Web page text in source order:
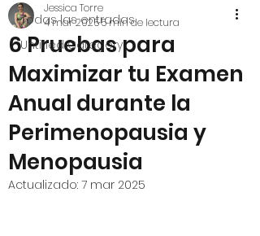
Todas las entradas
Untitled Category
6 Pruebas para
Maximizar tu Examen
Anual durante la
Perimenopausia y
Menopausia
Jessica Torre
4 mar 20255 min de lectura
Actualizado: 7 mar 2025